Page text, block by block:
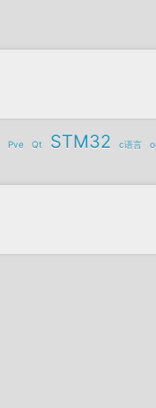
Pve Qt STM32 c语言